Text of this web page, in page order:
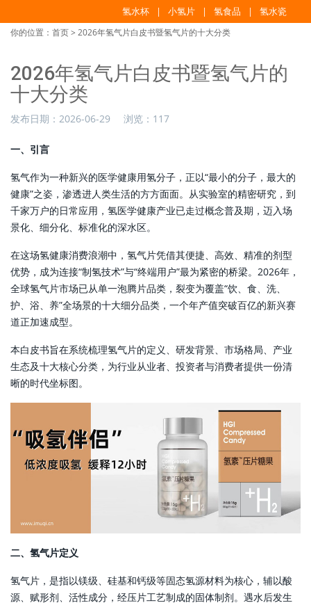
氢水杯 小氢片 氢食品 氢水瓷
你的位置： 首页> 2026年氢气片白皮书暨氢气片的十大分类
2026年氢气片白皮书暨氢气片的
十大分类
发布日期： 2026-06-29 浏览： 117
一、引言
氢气作为一种新兴的医学健康用氢分子，正以“最小的分子，最大的
健康”之姿，渗透进人类生活的方方面面。从实验室的精密研究，到
千家万户的日常应用，氢医学健康产业已走过概念普及期，迈入场
景化、细分化、标准化的深水区。
在这场氢健康消费浪潮中，氢气片凭借其便捷、高效、精准的剂型
优势，成为连接“制氢技术”与“终端用户”最为紧密的桥梁。2026年，
全球氢气片市场已从单一泡腾片品类，裂变为覆盖“饮、食、洗、
护、浴、养”全场景的十大细分品类，一个年产值突破百亿的新兴赛
道正加速成型。
本白皮书旨在系统梳理氢气片的定义、研发背景、市场格局、产业
生态及十大核心分类，为行业从业者、投资者与消费者提供一份清
晰的时代坐标图。
二、氢气片定义
氢气片，是指以镁级、硅基和钙级等固态氢源材料为核心，辅以酸
源、赋形剂、活性成分，经压片工艺制成的固体制剂。遇水后发生